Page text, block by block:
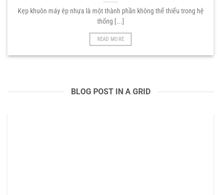
Kẹp khuôn máy ép nhựa là một thành phần không thể thiếu trong hệ
thống [...]
READ MORE
BLOG POST IN A GRID